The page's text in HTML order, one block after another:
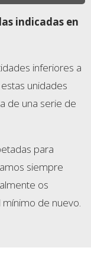
indicadas en
inferiores a
unidades
de una serie de
para
siempre
os
de nuevo.